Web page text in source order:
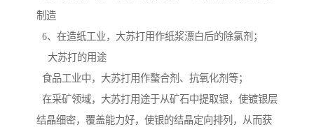
制造
6、在造纸工业，大苏打用作纸浆漂白后的除氯剂；
大苏打的用途
食品工业中，大苏打用作螯合剂、抗氧化剂等；
在采矿领域，大苏打用途于从矿石中提取银，使镀银层
结晶细密，覆盖能力好，使银的结晶定向排列，从而获